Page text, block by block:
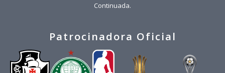
Continuada.
Patrocinadora Oficial